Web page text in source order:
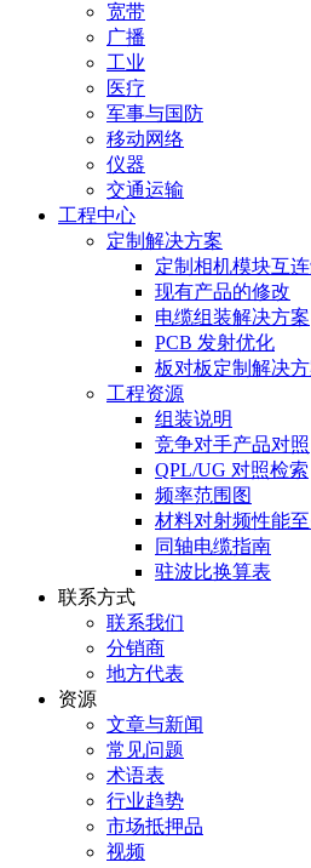
宽带
广播
工业
医疗
军事与国防
移动网络
仪器
交通运输
工程中心
定制解决方案
定制相机模块互
现有产品的修改
电缆组装解决方案
PCB 发射优化
板对板定制解决
工程资源
组装说明
竞争对手产品对照
QPL/UG 对照检索
频率范围图
材料对射频性能
同轴电缆指南
驻波比换算表
联系方式
联系我们
分销商
地方代表
资源
文章与新闻
常见问题
术语表
行业趋势
市场抵押品
视频